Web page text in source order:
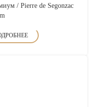
/ Pierre de Segonzac